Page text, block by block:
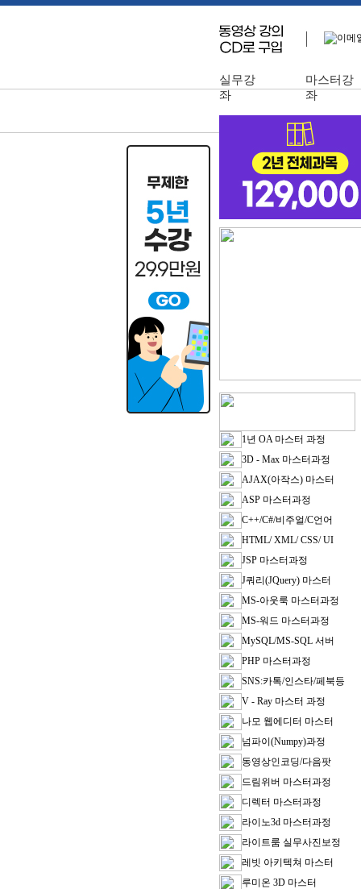
실무강
좌
마스터강
좌
1년 OA 마스터 과정
3D - Max 마스터과정
AJAX(아작스) 마스터
ASP 마스터과정
C++/C#/비주얼/C언어
HTML/ XML/ CSS/ UI
JSP 마스터과정
J쿼리(JQuery) 마스터
MS-아웃룩 마스터과정
MS-워드 마스터과정
MySQL/MS-SQL 서버
PHP 마스터과정
SNS:카톡/인스타/페북등
V - Ray 마스터 과정
나모 웹에디터 마스터
넘파이(Numpy)과정
동영상인코딩/다음팟
드림위버 마스터과정
디렉터 마스터과정
라이노3d 마스터과정
라이트룸 실무사진보정
레빗 아키텍쳐 마스터
루미온 3D 마스터